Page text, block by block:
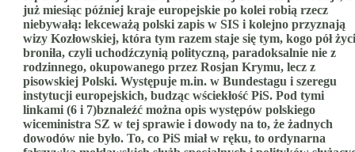
już miesiąc później kraje europejskie po kolei robią rzecz
niebywałą: lekceważą polski zapis w SIS i kolejno przyznają
wizy Kozłowskiej, która tym razem staje się tym, kogo pół
broniła, czyli uchodźczynią polityczną, paradoksalnie nie z
rodzinnego, okupowanego przez Rosjan Krymu, lecz z
pisowskiej Polski. Występuje m.in. w Bundestagu i szeregu
instytucji europejskich, budząc wściekłość PiS. Pod tymi
linkami (6 i 7)bznaleźć można opis występów polskiego
wiceministra SZ w tej sprawie i dowody na to, że żadnych
dowodów nie było. To, co PiS miał w ręku, to ordynarna